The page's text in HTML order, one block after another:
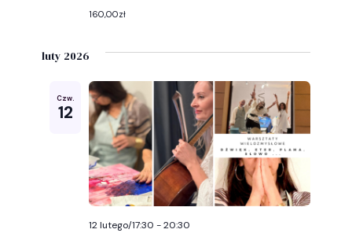
160,00zł
luty 2026
Czw.
12
12 lutego/17:30 -20:30